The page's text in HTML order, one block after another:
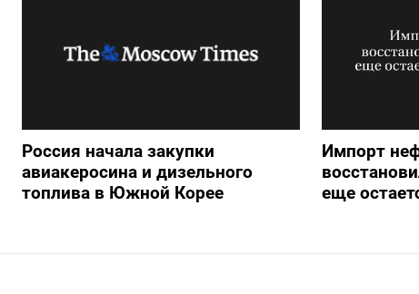
Россия начала закупки
авиакеросина и дизельного
топлива в Южной Корее
Импорт
еще